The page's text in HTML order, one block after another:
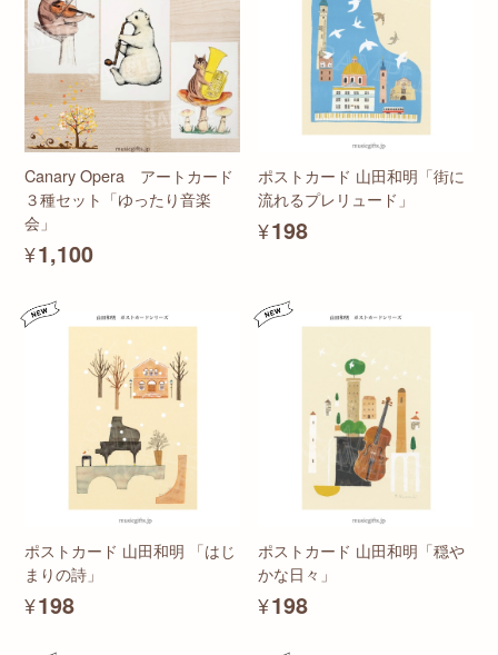
Canary Opera アートカード
３種セット「ゆったり音楽
会」
¥1,100
ポストカード 山田和明「街に
流れるプレリュード」
¥198
ポストカード 山田和明 「はじ
まりの詩」
¥198
ポストカード 山田和明「穏や
かな日々」
¥198